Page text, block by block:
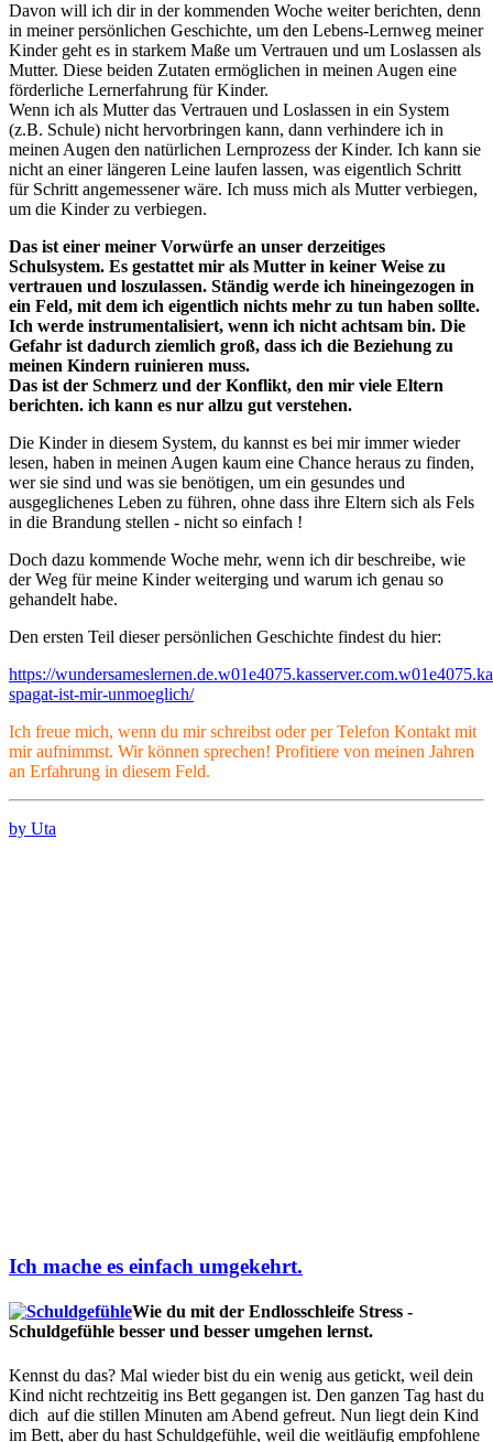
Davon will ich dir in der kommenden Woche weiter berichten, denn
in meiner persönlichen Geschichte, um den Lebens-Lernweg meiner
Kinder geht es in starkem Maße um Vertrauen und um Loslassen als
Mutter. Diese beiden Zutaten ermöglichen in meinen Augen eine
förderliche Lernerfahrung für Kinder.
Wenn ich als Mutter das Vertrauen und Loslassen in ein System
(z.B. Schule) nicht hervorbringen kann, dann verhindere ich in
meinen Augen den natürlichen Lernprozess der Kinder. Ich kann sie
nicht an einer längeren Leine laufen lassen, was eigentlich Schritt
für Schritt angemessener wäre. Ich muss mich als Mutter verbiegen,
um die Kinder zu verbiegen.
Das ist einer meiner Vorwürfe an unser derzeitiges
Schulsystem. Es gestattet mir als Mutter in keiner Weise zu
vertrauen und loszulassen. Ständig werde ich hineingezogen in
ein Feld, mit dem ich eigentlich nichts mehr zu tun haben sollte.
Ich werde instrumentalisiert, wenn ich nicht achtsam bin. Die
Gefahr ist dadurch ziemlich groß, dass ich die Beziehung zu
meinen Kindern ruinieren muss.
Das ist der Schmerz und der Konflikt, den mir viele Eltern
berichten. ich kann es nur allzu gut verstehen.
Die Kinder in diesem System, du kannst es bei mir immer wieder
lesen, haben in meinen Augen kaum eine Chance heraus zu finden,
wer sie sind und was sie benötigen, um ein gesundes und
ausgeglichenes Leben zu führen, ohne dass ihre Eltern sich als Fels
in die Brandung stellen - nicht so einfach !
Doch dazu kommende Woche mehr, wenn ich dir beschreibe, wie
der Weg für meine Kinder weiterging und warum ich genau so
gehandelt habe.
Den ersten Teil dieser persönlichen Geschichte findest du hier:
https://
spagat-ist-mir-unmoeglich/
Ich freue mich, wenn du mir schreibst oder per Telefon Kontakt mit
mir aufnimmst. Wir können sprechen! Profitiere von meinen Jahren
an Erfahrung in diesem Feld.
by Uta
Ich mache es einfach umgekehrt.
Wie du mit der Endlosschleife Stress -
Schuldgefühle besser und besser umgehen lernst.
Kennst du das? Mal wieder bist du ein wenig aus getickt, weil dein
Kind nicht rechtzeitig ins Bett gegangen ist. Den ganzen Tag hast du
dich auf die stillen Minuten am Abend gefreut. Nun liegt dein Kind
im Bett, aber du hast Schuldgefühle, weil die weitläufig empfohlene